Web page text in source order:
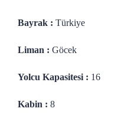
Bayrak : Türkiye
Liman : Göcek
Yolcu Kapasitesi : 16
Kabin : 8